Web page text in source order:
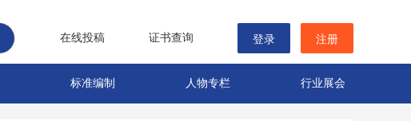
在线投稿 证书查询 登录 注册
标准编制 人物专栏 行业展会